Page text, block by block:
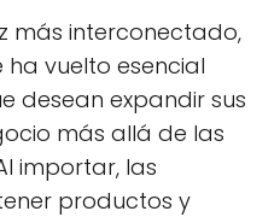
más interconectado,
vuelto esencial
desean expandir sus
más allá de las
importar, las
productos y